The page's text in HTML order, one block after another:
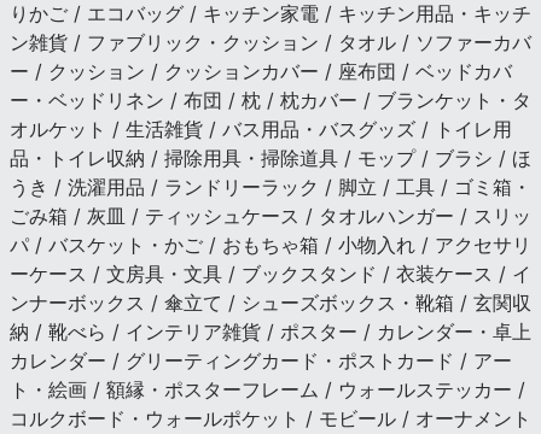
りかご / エコバッグ / キッチン家電 / キッチン用品・キッチ
ン雑貨 / ファブリック・クッション / タオル / ソファーカバ
ー / クッション / クッションカバー / 座布団 / ベッドカバ
ー・ベッドリネン / 布団 / 枕 / 枕カバー / ブランケット・タ
オルケット / 生活雑貨 / バス用品・バスグッズ / トイレ用
品・トイレ収納 / 掃除用具・掃除道具 / モップ / ブラシ / ほ
うき / 洗濯用品 / ランドリーラック / 脚立 / 工具 / ゴミ箱・
ごみ箱 / 灰皿 / ティッシュケース / タオルハンガー / スリッ
パ / バスケット・かご / おもちゃ箱 / 小物入れ / アクセサリ
ーケース / 文房具・文具 / ブックスタンド / 衣装ケース / イ
ンナーボックス / 傘立て / シューズボックス・靴箱 / 玄関収
納 / 靴べら / インテリア雑貨 / ポスター / カレンダー・卓上
カレンダー / グリーティングカード・ポストカード / アー
ト・絵画 / 額縁・ポスターフレーム / ウォールステッカー /
コルクボード・ウォールポケット / モビール / オーナメント